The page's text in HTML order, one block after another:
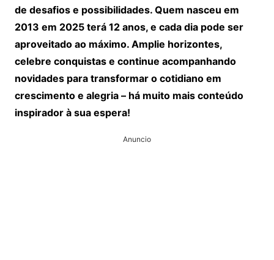
de desafios e possibilidades. Quem nasceu em
2013 em 2025 terá 12 anos, e cada dia pode ser
aproveitado ao máximo. Amplie horizontes,
celebre conquistas e continue acompanhando
novidades para transformar o cotidiano em
crescimento e alegria – há muito mais conteúdo
inspirador à sua espera!
Anuncio